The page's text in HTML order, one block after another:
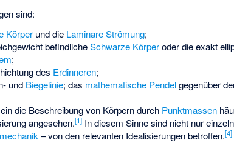
sind:
Körperund die Laminare Strömung;
befindlicheSchwarze Körperoder die exakt
;
des Erdinneren;
und Biegelinie; das mathematische Pendelgegenüber
die Beschreibung von Körpern durch Punktmassen
angesehen.[1]In diesem Sinne sind nicht nur
– von den relevanten Idealisierungen betroffen.[4]